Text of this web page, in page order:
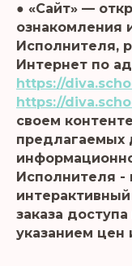
● «Сайт» —
ознакомления
Исполнителя,
Интернет по
https://
https://
своем
предлагаемых
Исполнителя -
заказа
указанием